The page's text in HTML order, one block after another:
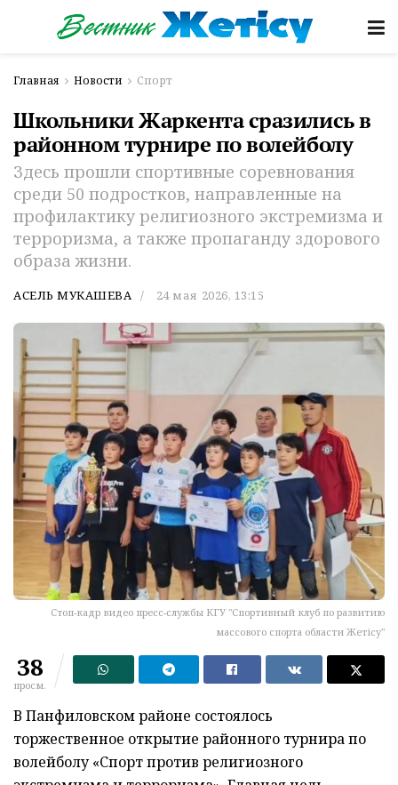
Главная Новости Спорт
Школьники Жаркента сразились в
районном турнире по волейболу
​Здесь прошли спортивные соревнования
среди 50 подростков, направленные на
профилактику религиозного экстремизма и
терроризма, а также пропаганду здорового
образа жизни.
АСЕЛЬ МУКАШЕВА 24 мая 2026, 13:15
Стоп-кадр видео пресс-службы КГУ "Спортивный клуб по развитию
массового спорта области Жетісу"
38
просм.
​​В Панфиловском районе состоялось
торжественное открытие районного турнира по
волейболу «Спорт против религиозного